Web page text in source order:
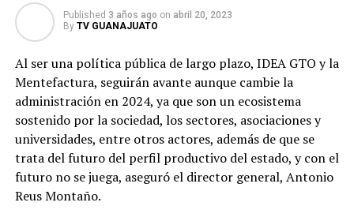
Published 3 años ago on abril 20, 2023
By TV GUANAJUATO
Al ser una política pública de largo plazo, IDEA GTO y la
Mentefactura, seguirán avante aunque cambie la
administración en 2024, ya que son un ecosistema
sostenido por la sociedad, los sectores, asociaciones y
universidades, entre otros actores, además de que se
trata del futuro del perfil productivo del estado, y con el
futuro no se juega, aseguró el director general, Antonio
Reus Montaño.